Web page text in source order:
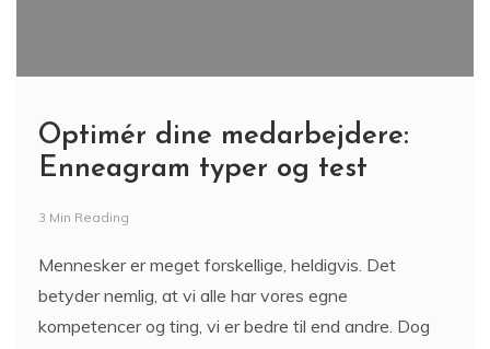
Optimér dine medarbejdere:
Enneagram typer og test
3 Min Reading
Mennesker er meget forskellige, heldigvis. Det
betyder nemlig, at vi alle har vores egne
kompetencer og ting, vi er bedre til end andre. Dog